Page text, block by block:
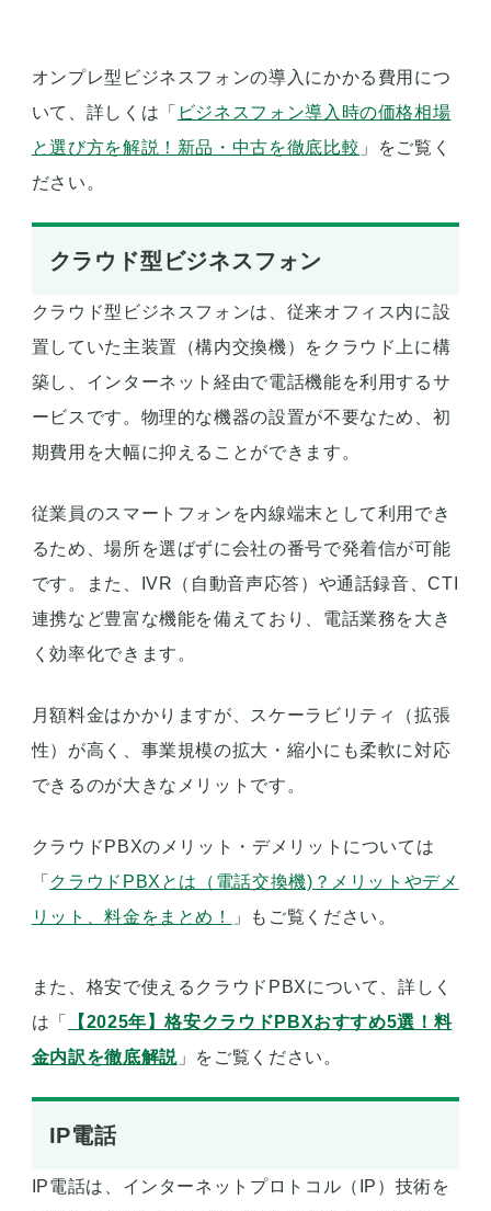
オンプレ型ビジネスフォンの導入にかかる費用につ
いて、詳しくは「 ビジネスフォン導入時の価格相場
と選び方を解説！新品・中古を徹底比較 」をご覧く
ださい。
クラウド型ビジネスフォン
クラウド型ビジネスフォンは、従来オフィス内に設
置していた主装置（構内交換機）をクラウド上に構
築し、インターネット経由で電話機能を利用するサ
ービスです。物理的な機器の設置が不要なため、初
期費用を大幅に抑えることができます。
従業員のスマートフォンを内線端末として利用でき
るため、場所を選ばずに会社の番号で発着信が可能
です。また、IVR（自動音声応答）や通話録音、CTI
連携など豊富な機能を備えており、電話業務を大き
く効率化できます。
月額料金はかかりますが、スケーラビリティ（拡張
性）が高く、事業規模の拡大・縮小にも柔軟に対応
できるのが大きなメリットです。
クラウドPBXのメリット・デメリットについては
「 クラウドPBXとは（電話交換機)？メリットやデメ
リット、料金をまとめ！
」もご覧ください。
また、格安で使えるクラウドPBXについて、詳しく
は「
【2025年】格安クラウドPBXおすすめ5選！料
金内訳を徹底解説」をご覧ください。
IP電話
IP電話は、インターネットプロトコル（IP）技術を